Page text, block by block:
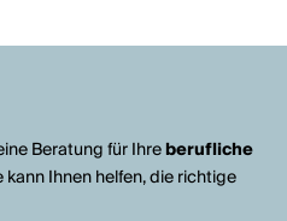
Beratung für Ihreberufliche
Ihnen helfen, die richtige